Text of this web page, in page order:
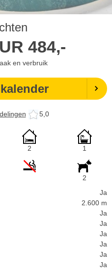
484,-
en verbruik
5,0
2 1
2
Ja
2.600 m
Ja
Ja
Ja
Ja
Ja
Ja